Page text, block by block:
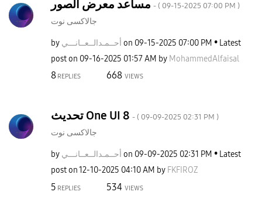
- ( ‎09-15-2025 07:00 PM )
جالاكسى نوت
by أحــمـدالــعــانـــي on ‎09-15-2025 07:00 PM
Latest
post on ‎09-16-2025 01:57 AM by MohammedAlfaisal
8REPLIES 668 VIEWS
تحديث One UI 8 - ( ‎09-09-2025 02:31 PM )
جالاكسى نوت
by أحــمـدالــعــانـــي on ‎09-09-2025 02:31 PM
Latest
post on‎12-10-2025 04:10 AM by FKFIROZ
5 REPLIES 534 VIEWS